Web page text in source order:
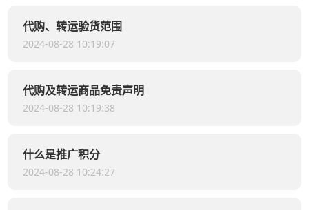
代购、转运验货范围
2024-08-28 10:19:07
代购及转运商品免责声明
2024-08-28 10:19:38
什么是推广积分
2024-08-28 10:24:27